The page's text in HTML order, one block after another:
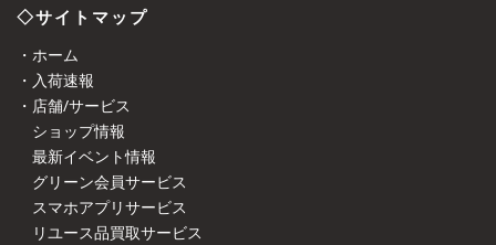
◇サイトマップ
・ホーム
・入荷速報
・店舗/サービス
ショップ情報
最新イベント情報
グリーン会員サービス
スマホアプリサービス
リユース品買取サービス